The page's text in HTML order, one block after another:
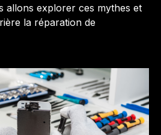
allons explorer ces mythes et
la réparation de